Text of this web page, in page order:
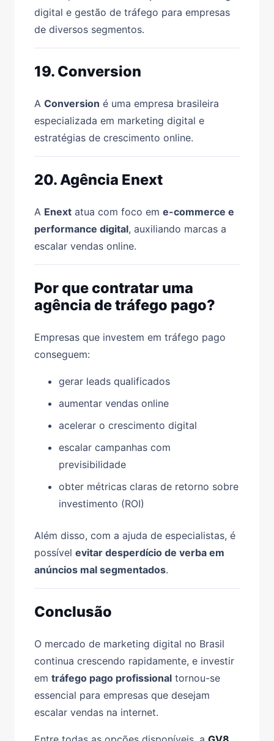
digital e gestão de tráfego para empresas
de diversos segmentos.
19. Conversion
A Conversion é uma empresa brasileira
especializada em marketing digital e
estratégias de crescimento online.
20. Agência Enext
A Enext atua com foco em e-commerce e
performance digital, auxiliando marcas a
escalar vendas online.
Por que contratar uma
agência de tráfego pago?
Empresas que investem em tráfego pago
conseguem:
gerar leads qualificados
aumentar vendas online
acelerar o crescimento digital
escalar campanhas com
previsibilidade
obter métricas claras de retorno sobre
investimento (ROI)
Além disso, com a ajuda de especialistas, é
possível evitar desperdício de verba em
anúncios mal segmentados.
Conclusão
O mercado de marketing digital no Brasil
continua crescendo rapidamente, e investir
em tráfego pago profissional tornou-se
essencial para empresas que desejam
escalar vendas na internet.